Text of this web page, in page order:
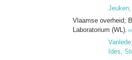
Vlaamse overheid;
Laboratorium (WL)
Ides,